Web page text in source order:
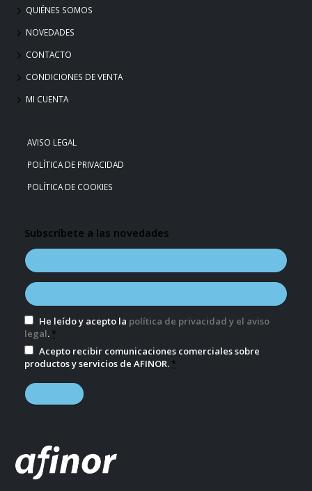
QUIÉNES SOMOS
NOVEDADES
CONTACTO
CONDICIONES DE VENTA
MI CUENTA
AVISO LEGAL
POLÍTICA DE PRIVACIDAD
POLÍTICA DE COOKIES
Subscríbete a las novedades
He leído y acepto la política de privacidad y el aviso
legal. *
Acepto recibir comunicaciones comerciales sobre
productos y servicios de AFINOR. *